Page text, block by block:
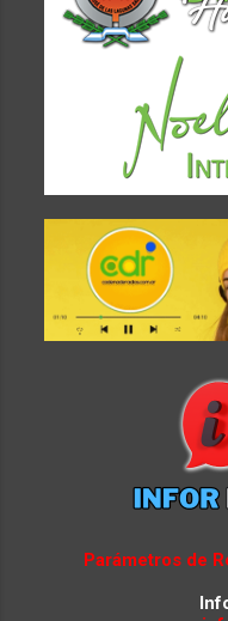
Parámetros de